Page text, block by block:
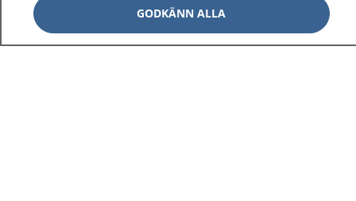
Behandling av personuppgifter
GODKÄNN ALLA